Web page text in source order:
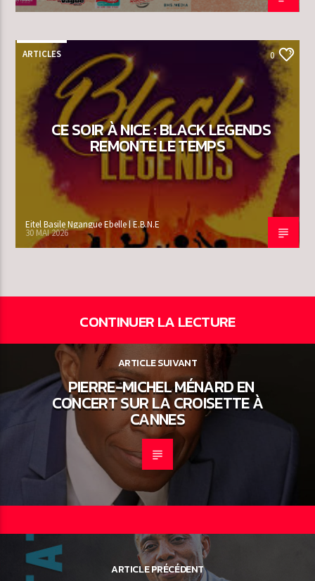
ARTICLES 0
CE SOIR À NICE : BLACK LEGENDS
REMONTE LE TEMPS
Eitel Basile Ngangue Ebelle | E.B.N.E
30 MAI 2026
CONTINUER LA LECTURE
ARTICLE SUIVANT
PIERRE-MICHEL MÉNARD EN
CONCERT SUR LA CROISETTE À
CANNES
ARTICLE PRÉCÉDENT